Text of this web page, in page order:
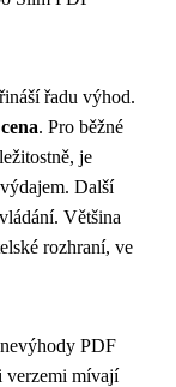
řadu výhod.
. Pro běžné
je
Další
Většina
rozhraní, ve
PDF
verzemi mívají